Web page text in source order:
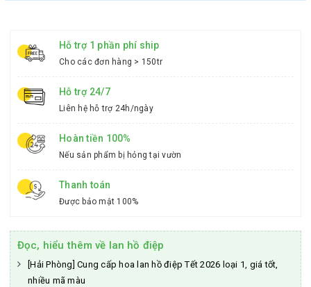
Hỗ trợ 1 phần phí ship
Cho các đơn hàng > 150tr
Hỗ trợ 24/7
Liên hệ hỗ trợ 24h/ngày
Hoàn tiền 100%
Nếu sản phẩm bị hỏng tại vườn
Thanh toán
Được bảo mật 100%
Đọc, hiểu thêm về lan hồ điệp
[Hải Phòng] Cung cấp hoa lan hồ điệp Tết 2026 loại 1, giá tốt,
nhiều mã màu